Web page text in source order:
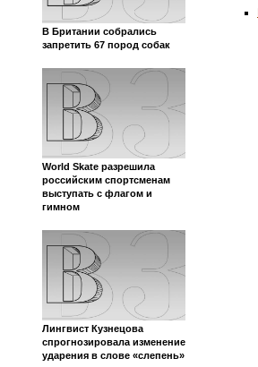
В Британии собрались
запретить 67 пород собак
World Skate разрешила
российским спортсменам
выступать с флагом и
гимном
Лингвист Кузнецова
спрогнозировала изменение
ударения в слове «слепень»